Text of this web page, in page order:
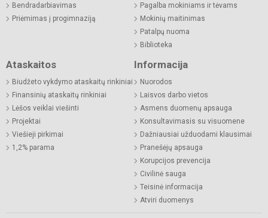
Bendradarbiavimas
Priėmimas į progimnaziją
Pagalba mokiniams ir tėvams
Mokinių maitinimas
Patalpų nuoma
Biblioteka
Ataskaitos
Biudžeto vykdymo ataskaitų rinkiniai
Finansinių ataskaitų rinkiniai
Lėšos veiklai viešinti
Projektai
Viešieji pirkimai
1,2% parama
Informacija
Nuorodos
Laisvos darbo vietos
Asmens duomenų apsauga
Konsultavimasis su visuomene
Dažniausiai užduodami klausimai
Pranešėjų apsauga
Korupcijos prevencija
Civilinė sauga
Teisinė informacija
Atviri duomenys